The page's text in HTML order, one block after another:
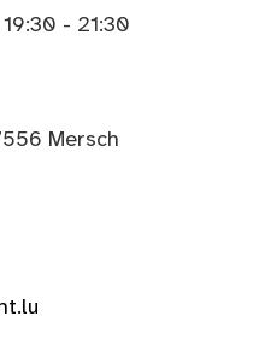
- 21:30
Mersch